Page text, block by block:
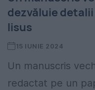
dezvăluie
Iisus
15 IUNIE 2024
Un manuscris
redactat pe un